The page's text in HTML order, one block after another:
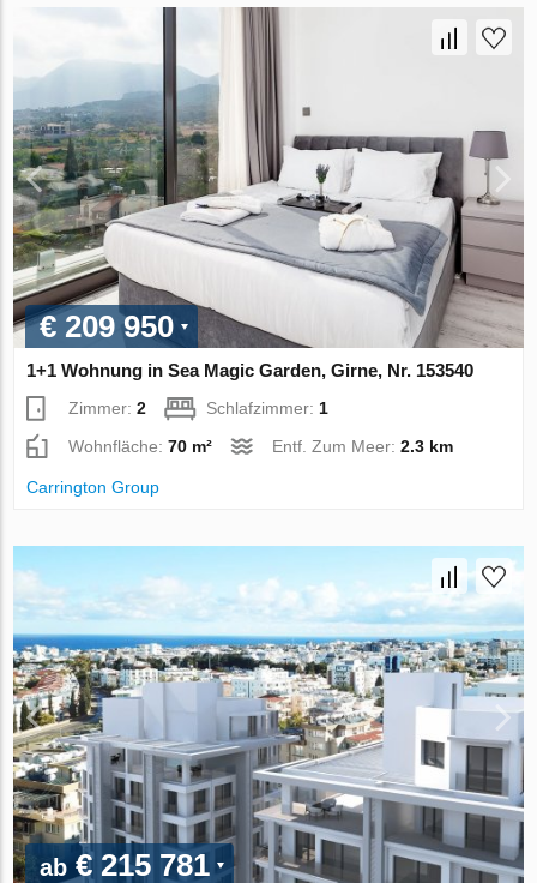
€ 209 950
1+1 Wohnung in Sea Magic Garden, Girne, Nr. 153540
Zimmer:2 Schlafzimmer: 1
Wohnfläche:70 m² Entf. Zum Meer:2.3 km
Carrington Group
ab € 215 781